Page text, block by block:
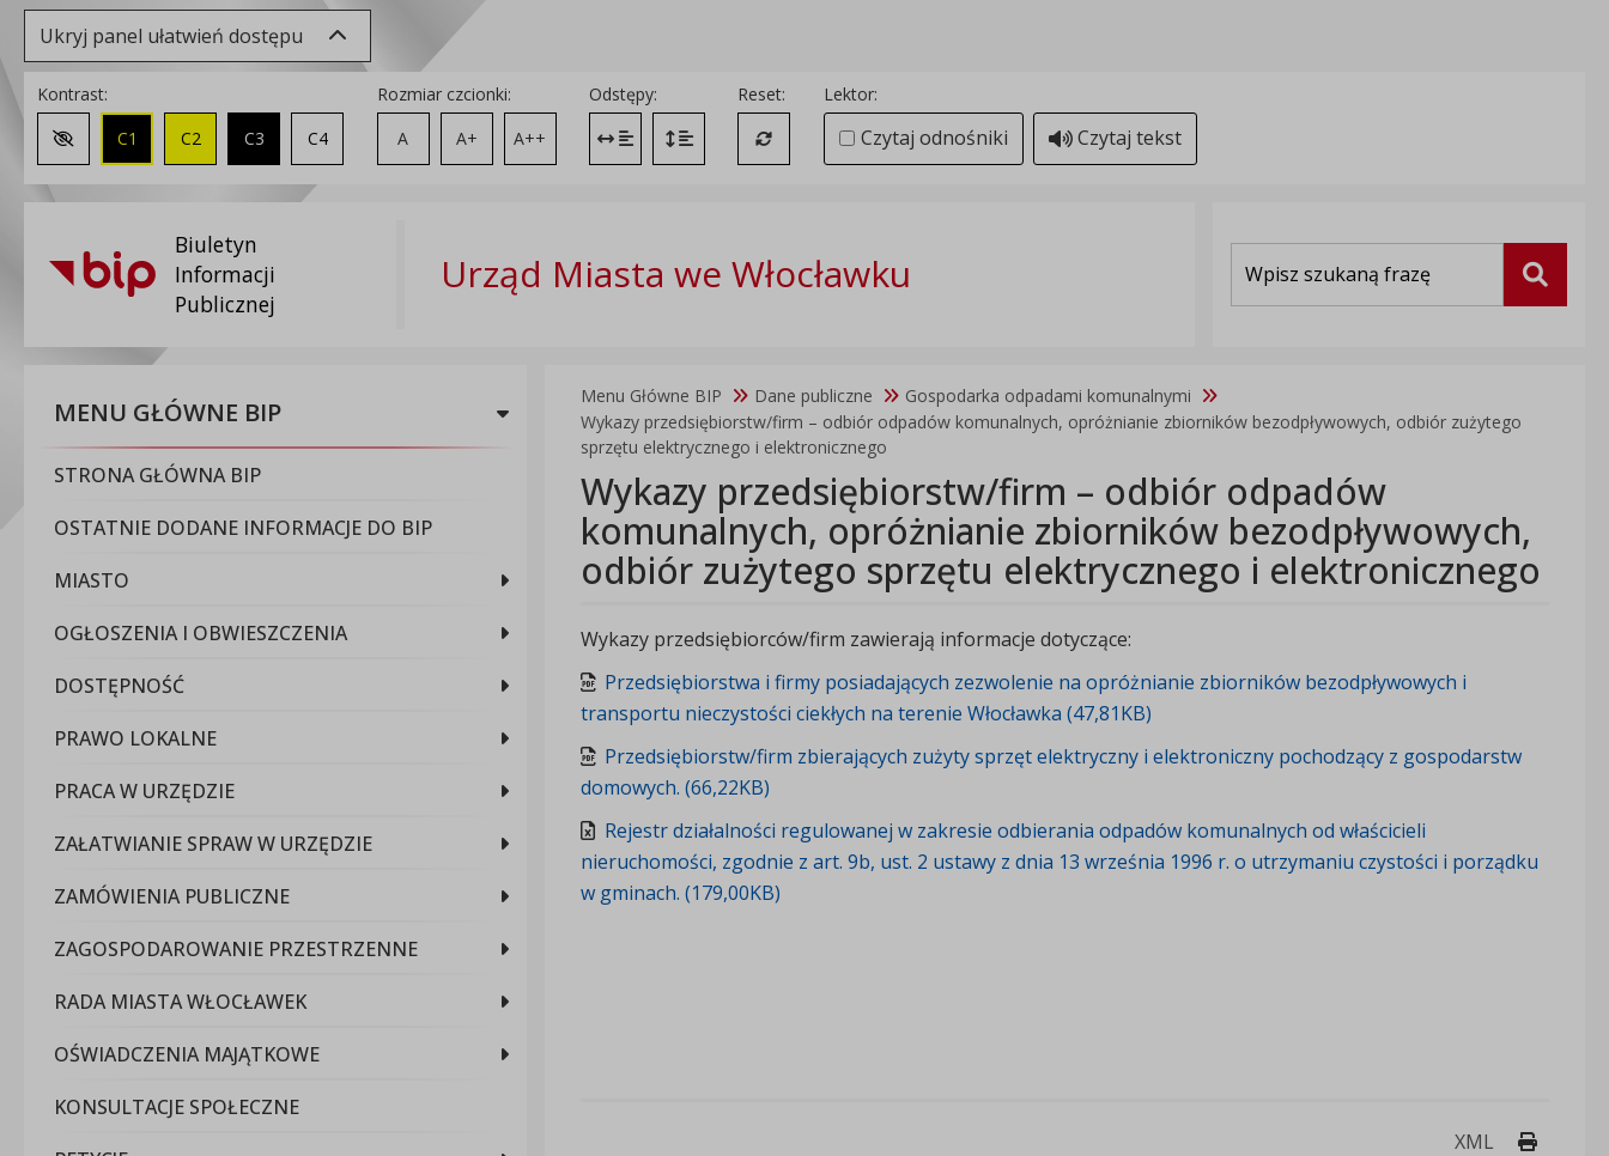
Ukryj panel ułatwień dostępu
Kontrast:
Zmień kontrast na domyślny
C1 C2 C3 C4
Rozmiar czcionki:
A
A+ A++
Odstępy:
Zmień odstęp między literami
Zmień interlinię i margines między paragrafami
Reset:
Przywróć ustawienia domyślne
Lektor:
Czytaj odnośniki Czytaj tekst
Biuletyn
Informacji
Publicznej
Urząd Miasta we Włocławku Szukaj
MENU GŁÓWNE BIP
STRONA GŁÓWNA BIP
OSTATNIE DODANE INFORMACJE DO BIP
MIASTO
OGŁOSZENIA I OBWIESZCZENIA
DOSTĘPNOŚĆ
PRAWO LOKALNE
PRACA W URZĘDZIE
ZAŁATWIANIE SPRAW W URZĘDZIE
ZAMÓWIENIA PUBLICZNE
ZAGOSPODAROWANIE PRZESTRZENNE
RADA MIASTA WŁOCŁAWEK
OŚWIADCZENIA MAJĄTKOWE
KONSULTACJE SPOŁECZNE
Menu Główne BIP Dane publiczne
Gospodarka odpadami komunalnymi
Wykazy przedsiębiorstw/firm – odbiór odpadów komunalnych, opróżnianie zbiorników bezodpływowych, odbiór zużytego
sprzętu elektrycznego i elektronicznego
Wykazy przedsiębiorstw/firm – odbiór odpadów
komunalnych, opróżnianie zbiorników bezodpływowych,
odbiór zużytego sprzętu elektrycznego i elektronicznego
Wykazy przedsiębiorców/firm zawierają informacje dotyczące:
Przedsiębiorstwa i firmy posiadających zezwolenie na opróżnianie zbiorników bezodpływowych i
transportu nieczystości ciekłych na terenie Włocławka (47,81KB)
Przedsiębiorstw/firm zbierających zużyty sprzęt elektryczny i elektroniczny pochodzący z gospodarstw
domowych. (66,22KB)
Rejestr działalności regulowanej w zakresie odbierania odpadów komunalnych od właścicieli
nieruchomości, zgodnie z art. 9b, ust. 2 ustawy z dnia 13 września 1996 r. o utrzymaniu czystości i porządku
w gminach. (179,00KB)
XML Drukuj